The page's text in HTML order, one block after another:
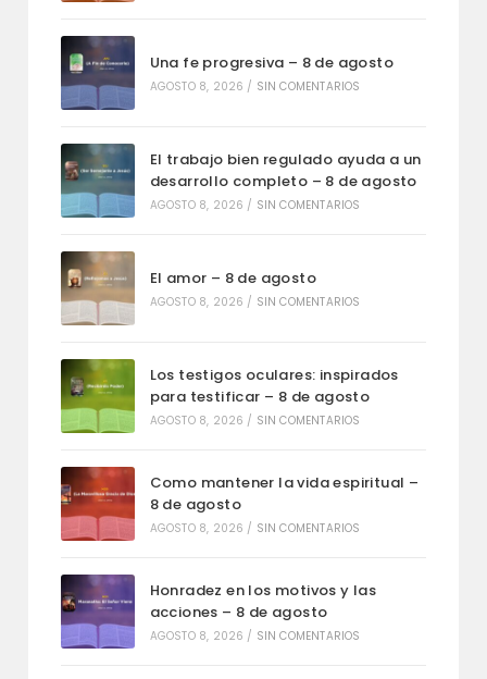
Una fe progresiva – 8 de agosto
AGOSTO 8, 2026 / SIN COMENTARIOS
El trabajo bien regulado ayuda a un
desarrollo completo – 8 de agosto
AGOSTO 8, 2026 / SIN COMENTARIOS
El amor – 8 de agosto
AGOSTO 8, 2026 / SIN COMENTARIOS
Los testigos oculares: inspirados
para testificar – 8 de agosto
AGOSTO 8, 2026 / SIN COMENTARIOS
Como mantener la vida espiritual –
8 de agosto
AGOSTO 8, 2026 / SIN COMENTARIOS
Honradez en los motivos y las
acciones – 8 de agosto
AGOSTO 8, 2026 / SIN COMENTARIOS